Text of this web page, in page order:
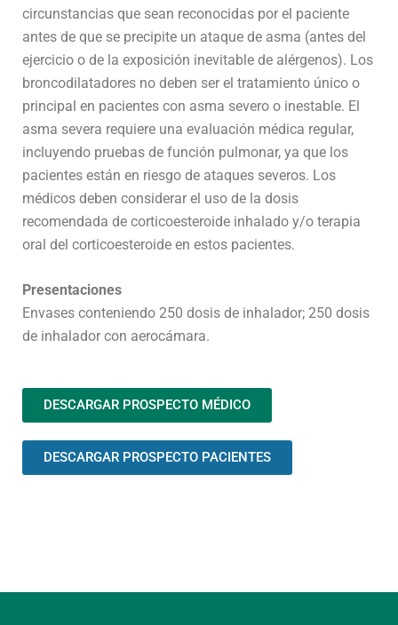
circunstancias que sean reconocidas por el paciente
antes de que se precipite un ataque de asma (antes del
ejercicio o de la exposición inevitable de alérgenos). Los
broncodilatadores no deben ser el tratamiento único o
principal en pacientes con asma severo o inestable. El
asma severa requiere una evaluación médica regular,
incluyendo pruebas de función pulmonar, ya que los
pacientes están en riesgo de ataques severos. Los
médicos deben considerar el uso de la dosis
recomendada de corticoesteroide inhalado y/o terapia
oral del corticoesteroide en estos pacientes.
Presentaciones
Envases conteniendo 250 dosis de inhalador; 250 dosis
de inhalador con aerocámara.
DESCARGAR PROSPECTO MÉDICO
DESCARGAR PROSPECTO PACIENTES